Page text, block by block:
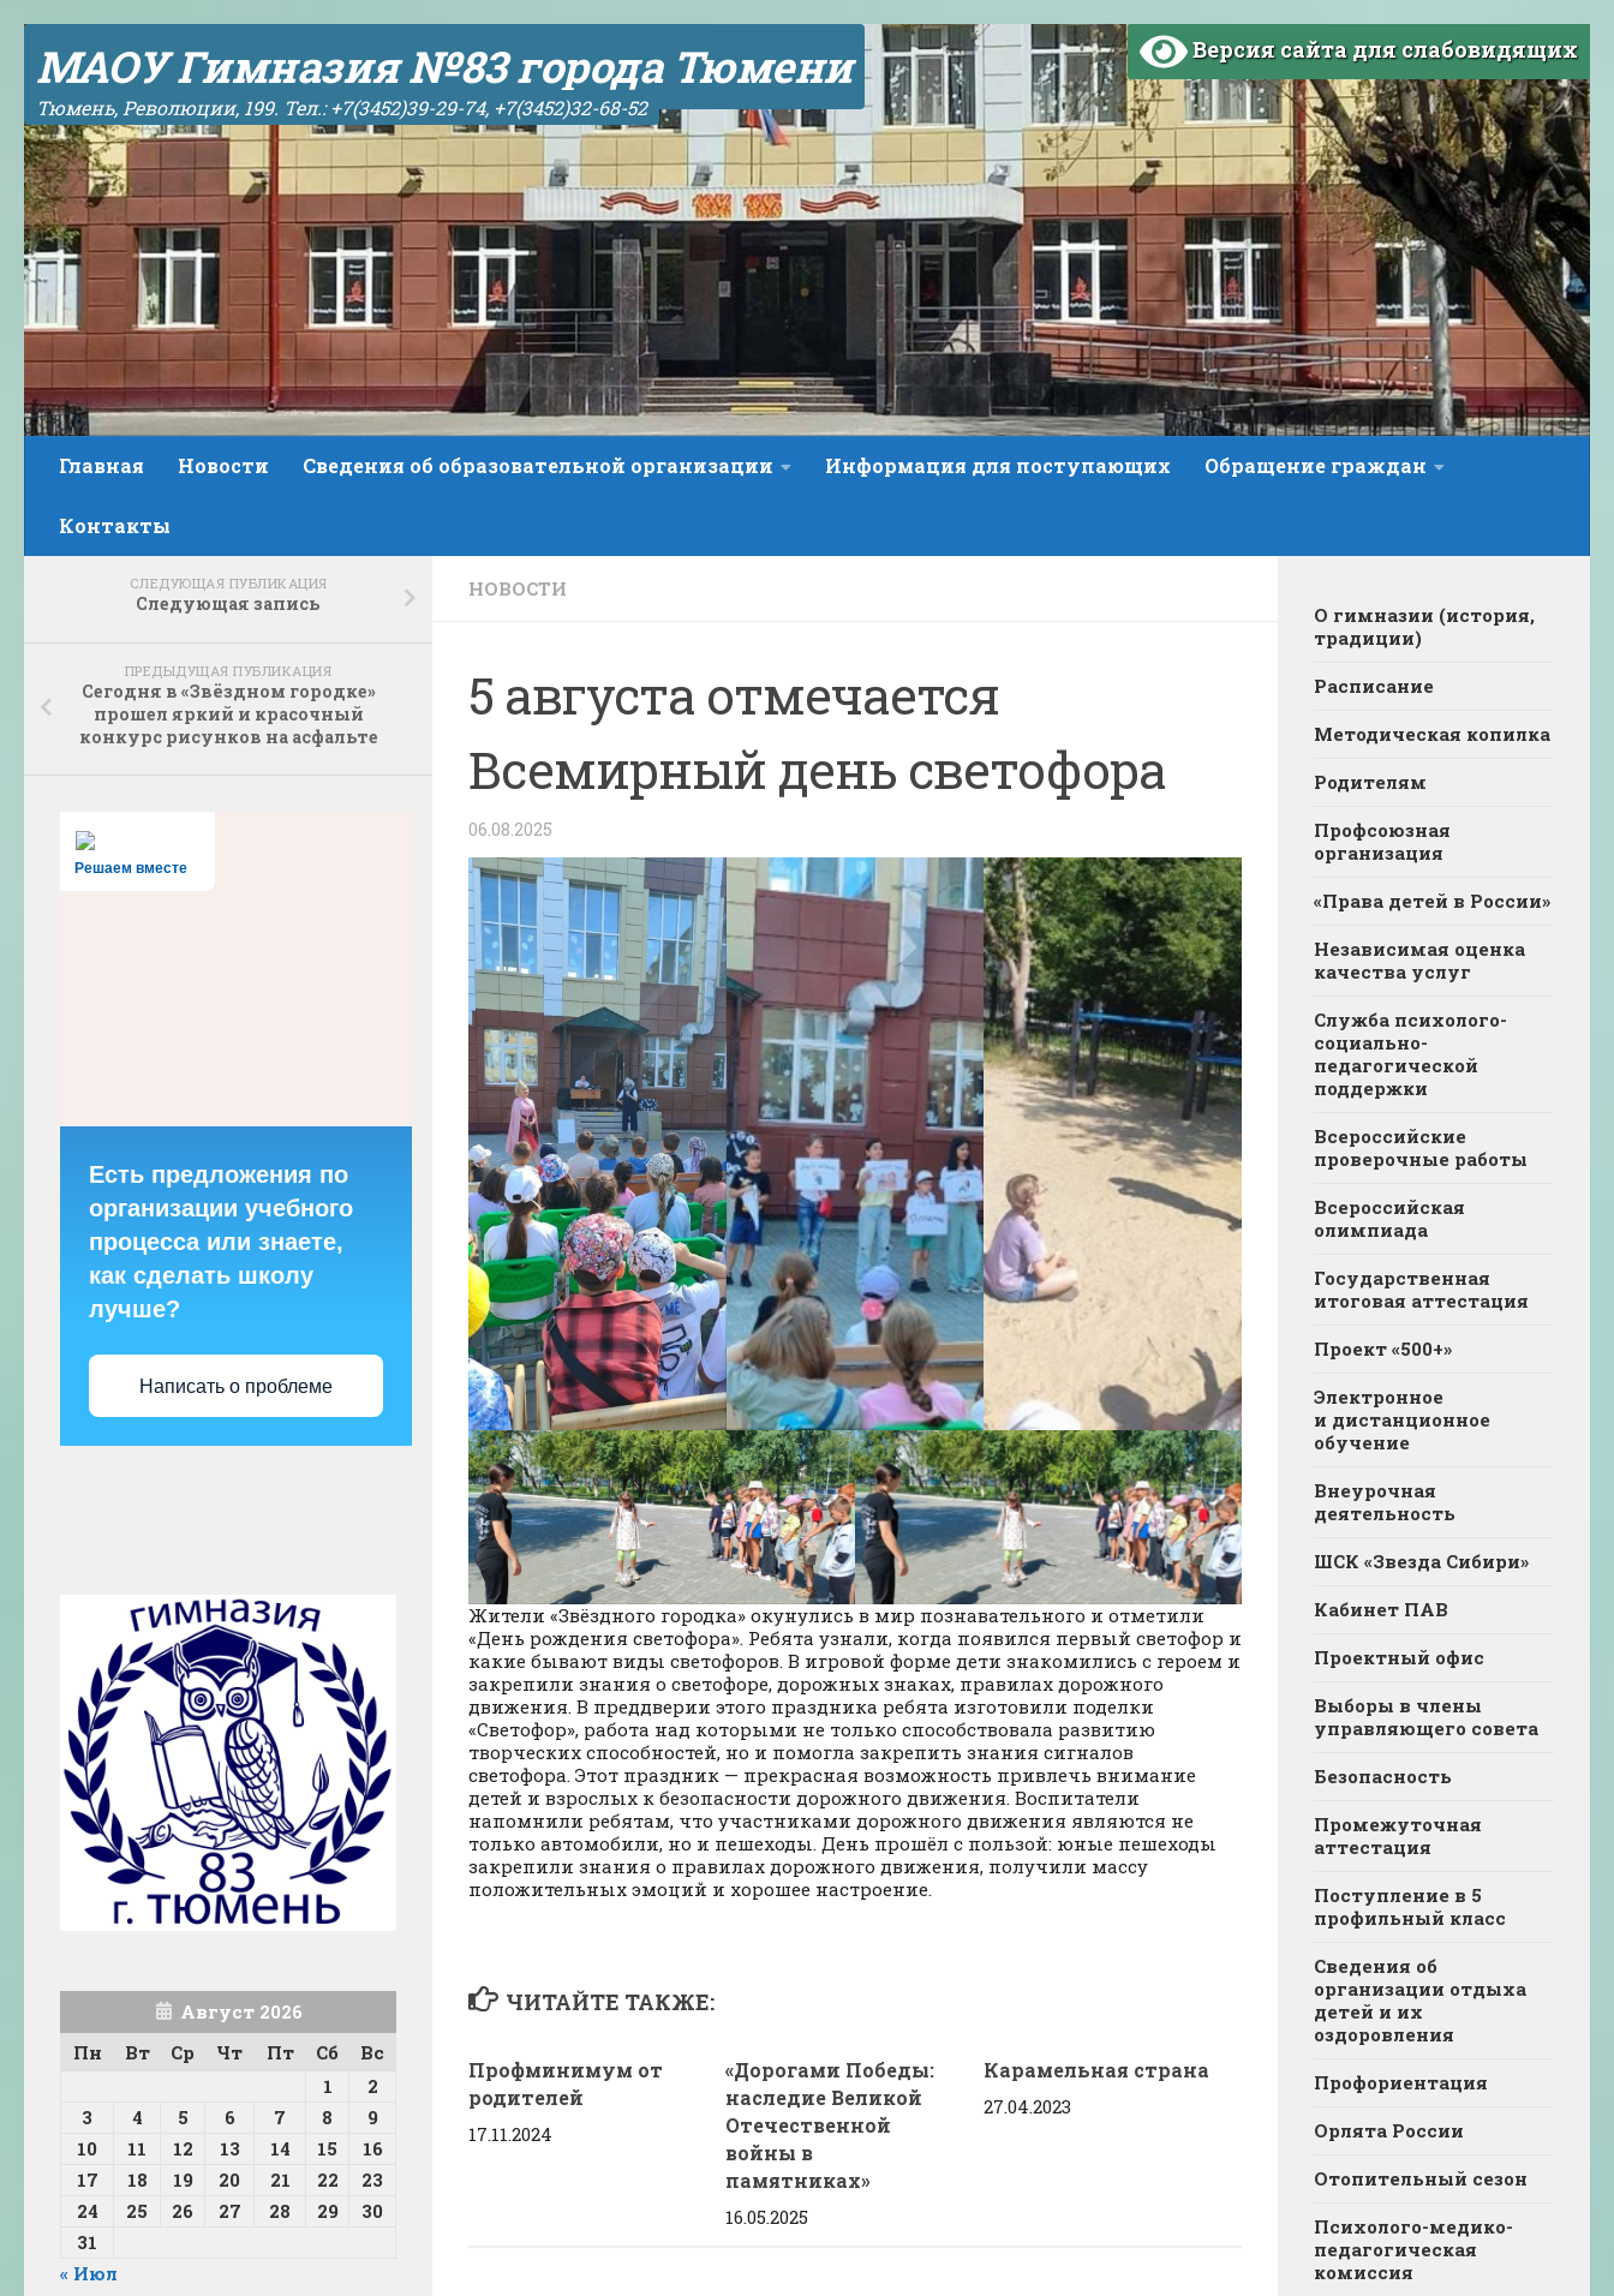
МАОУ Гимназия №83 города Тюмени
Тюмень, Революции, 199. Тел.: +7(3452)39-29-74, +7(3452)32-68-52
Версия сайта для слабовидящих
Главная Новости Сведения об образовательной организации Информация для поступающих Обращение граждан
Контакты
НОВОСТИ
5 августа отмечается
Всемирный день светофора
06.08.2025
Жители «Звёздного городка» окунулись в мир познавательного и отметили
«День рождения светофора». Ребята узнали, когда появился первый светофор и
какие бывают виды светофоров. В игровой форме дети знакомились с героем и
закрепили знания о светофоре, дорожных знаках, правилах дорожного
движения. В преддверии этого праздника ребята изготовили поделки
«Светофор», работа над которыми не только способствовала развитию
творческих способностей, но и помогла закрепить знания сигналов
светофора. Этот праздник — прекрасная возможность привлечь внимание
детей и взрослых к безопасности дорожного движения. Воспитатели
напомнили ребятам, что участниками дорожного движения являются не
только автомобили, но и пешеходы. День прошёл с пользой: юные пешеходы
закрепили знания о правилах дорожного движения, получили массу
положительных эмоций и хорошее настроение.
ЧИТАЙТЕ ТАКЖЕ:
Профминимум от
родителей
17.11.2024
«Дорогами Победы:
наследие Великой
Отечественной
войны в
памятниках»
16.05.2025
Карамельная страна
27.04.2023
СЛЕДУЮЩАЯ ПУБЛИКАЦИЯ
Следующая запись
ПРЕДЫДУЩАЯ ПУБЛИКАЦИЯ
Сегодня в «Звёздном городке»
прошел яркий и красочный
конкурс рисунков на асфальте
Решаем вместе
Есть предложения по
организации учебного
процесса или знаете,
как сделать школу
лучше?
Написать о проблеме
Август 2026
Пн
Вт Ср Чт Пт Сб
Вс
1
2
3
4 5 6 7 8
9
10
11 12 13 14 15
16
17
18 19 20 21 22
23
24
25 26 27 28 29
30
31
« Июл
О гимназии (история,
традиции)
Расписание
Методическая копилка
Родителям
Профсоюзная
организация
«Права детей в России»
Независимая оценка
качества услуг
Служба психолого-
социально-
педагогической
поддержки
Всероссийские
проверочные работы
Всероссийская
олимпиада
Государственная
итоговая аттестация
Проект «500+»
Электронное
и дистанционное
обучение
Внеурочная
деятельность
ШСК «Звезда Сибири»
Кабинет ПАВ
Проектный офис
Выборы в члены
управляющего совета
Безопасность
Промежуточная
аттестация
Поступление в 5
профильный класс
Сведения об
организации отдыха
детей и их
оздоровления
Профориентация
Орлята России
Отопительный сезон
Психолого-медико-
педагогическая
комиссия